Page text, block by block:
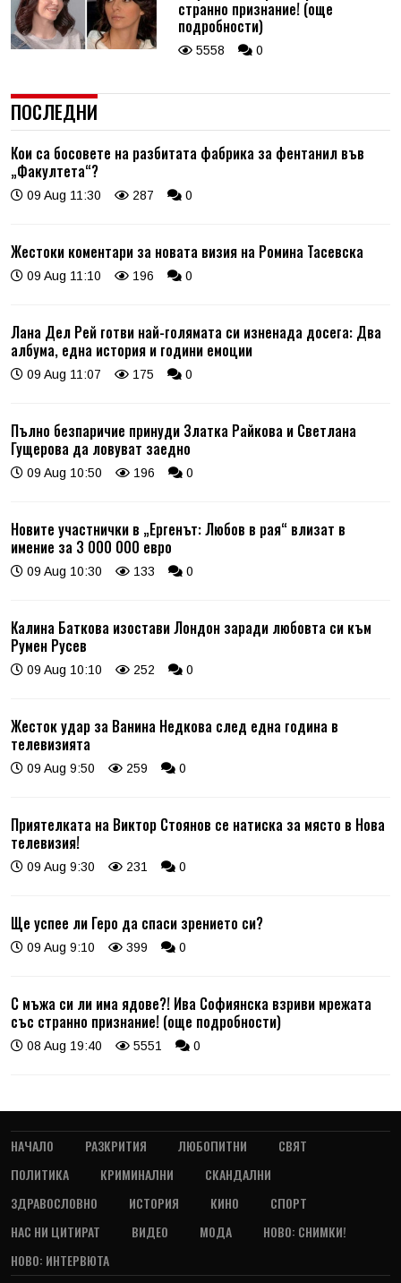
странно признание! (още
подробности)
5558 0
ПОСЛЕДНИ
Кои са босовете на разбитата фабрика за фентанил във
„Факултета“?
09 Aug 11:30 287 0
Жестоки коментари за новата визия на Ромина Тасевска
09 Aug 11:10 196 0
Лана Дел Рей готви най-голямата си изненада досега: Два
албума, една история и години емоции
09 Aug 11:07 175 0
Пълно безпаричие принуди Златка Райкова и Светлана
Гущерова да ловуват заедно
09 Aug 10:50 196 0
Новите участнички в „Ергенът: Любов в рая“ влизат в
имение за 3 000 000 евро
09 Aug 10:30 133 0
Калина Баткова изостави Лондон заради любовта си към
Румен Русев
09 Aug 10:10 252 0
Жесток удар за Ванина Недкова след една година в
телевизията
09 Aug 9:50 259 0
Приятелката на Виктор Стоянов се натиска за място в Нова
телевизия!
09 Aug 9:30 231 0
Ще успее ли Геро да спаси зрението си?
09 Aug 9:10 399 0
С мъжа си ли има ядове?! Ива Софиянска взриви мрежата
със странно признание! (още подробности)
08 Aug 19:40 5551 0
НАЧАЛО РАЗКРИТИЯ ЛЮБОПИТНИ
СВЯТ
ПОЛИТИКА
КРИМИНАЛНИ
СКАНДАЛНИ
ЗДРАВОСЛОВНО
ИСТОРИЯ КИНО
СПОРТ
НАС НИ ЦИТИРАТ
ВИДЕО МОДА
НОВО: СНИМКИ!
НОВО: ИНТЕРВЮТА